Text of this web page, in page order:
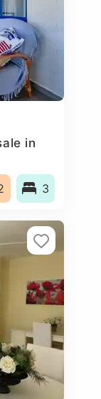
in
3